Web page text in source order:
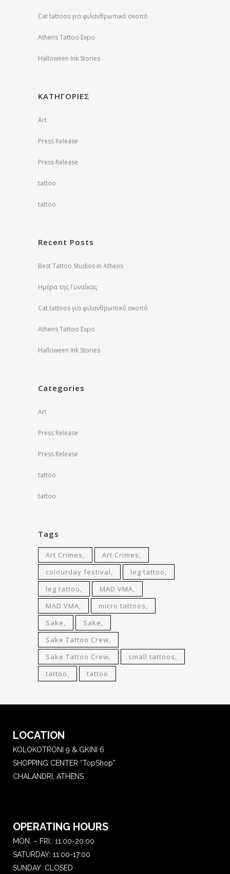
Cat tattoos για φιλανθρωπικό σκοπό
Athens Tattoo Expo
Halloween Ink Stories
ΚΑΤΗΓΟΡΙΕΣ
Art
Press Release
Press Release
tattoo
tattoo
Recent Posts
Best Tattoo Studios in Athens
Ημέρα της Γυναίκας
Cat tattoos για φιλανθρωπικό σκοπό
Athens Tattoo Expo
Halloween Ink Stories
Categories
Art
Press Release
Press Release
tattoo
tattoo
Tags
Art Crimes
Art Crimes
colourday festival
leg tattoo
leg tattoo
MAD VMA
MAD VMA
micro tattoos
Sake
Sake
Sake Tattoo Crew
Sake Tattoo Crew
small tattoos
tattoo
tattoo
LOCATION
KOLOKOTRONI 9 & GKINI 6
SHOPPING CENTER “TopShop”
CHALANDRI, ATHENS
OPERATING HOURS
MON. – FRI.: 11:00-20:00
SATURDAY: 11:00-17:00
SUNDAY: CLOSED